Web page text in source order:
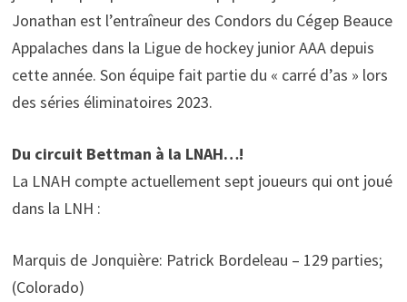
Jonathan est l’entraîneur des Condors du Cégep Beauce
Appalaches dans la Ligue de hockey junior AAA depuis
cette année. Son équipe fait partie du « carré d’as » lors
des séries éliminatoires 2023.
Du circuit Bettman à la LNAH…!
La LNAH compte actuellement sept joueurs qui ont joué
dans la LNH :
Marquis de Jonquière: Patrick Bordeleau – 129 parties;
(Colorado)